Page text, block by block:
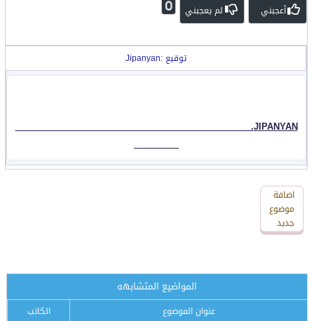
أعجبني لم يعجبني 0
توقيع :Jipanyan
JIPANYAN.
اضافة
رد
جديد
اضافة
موضوع
جديد
المواضيع المتشابهه
عنوان الموضوع
الكاتب